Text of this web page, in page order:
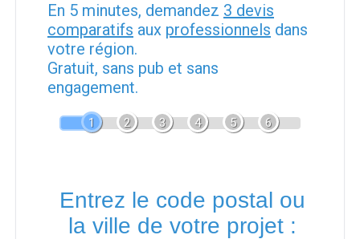
En 5 minutes, demandez 3 devis
comparatifs aux professionnels dans
votre région.
Gratuit, sans pub et sans
engagement.
1 2 3 4 5 6
Entrez le code postal ou
la ville de votre projet :